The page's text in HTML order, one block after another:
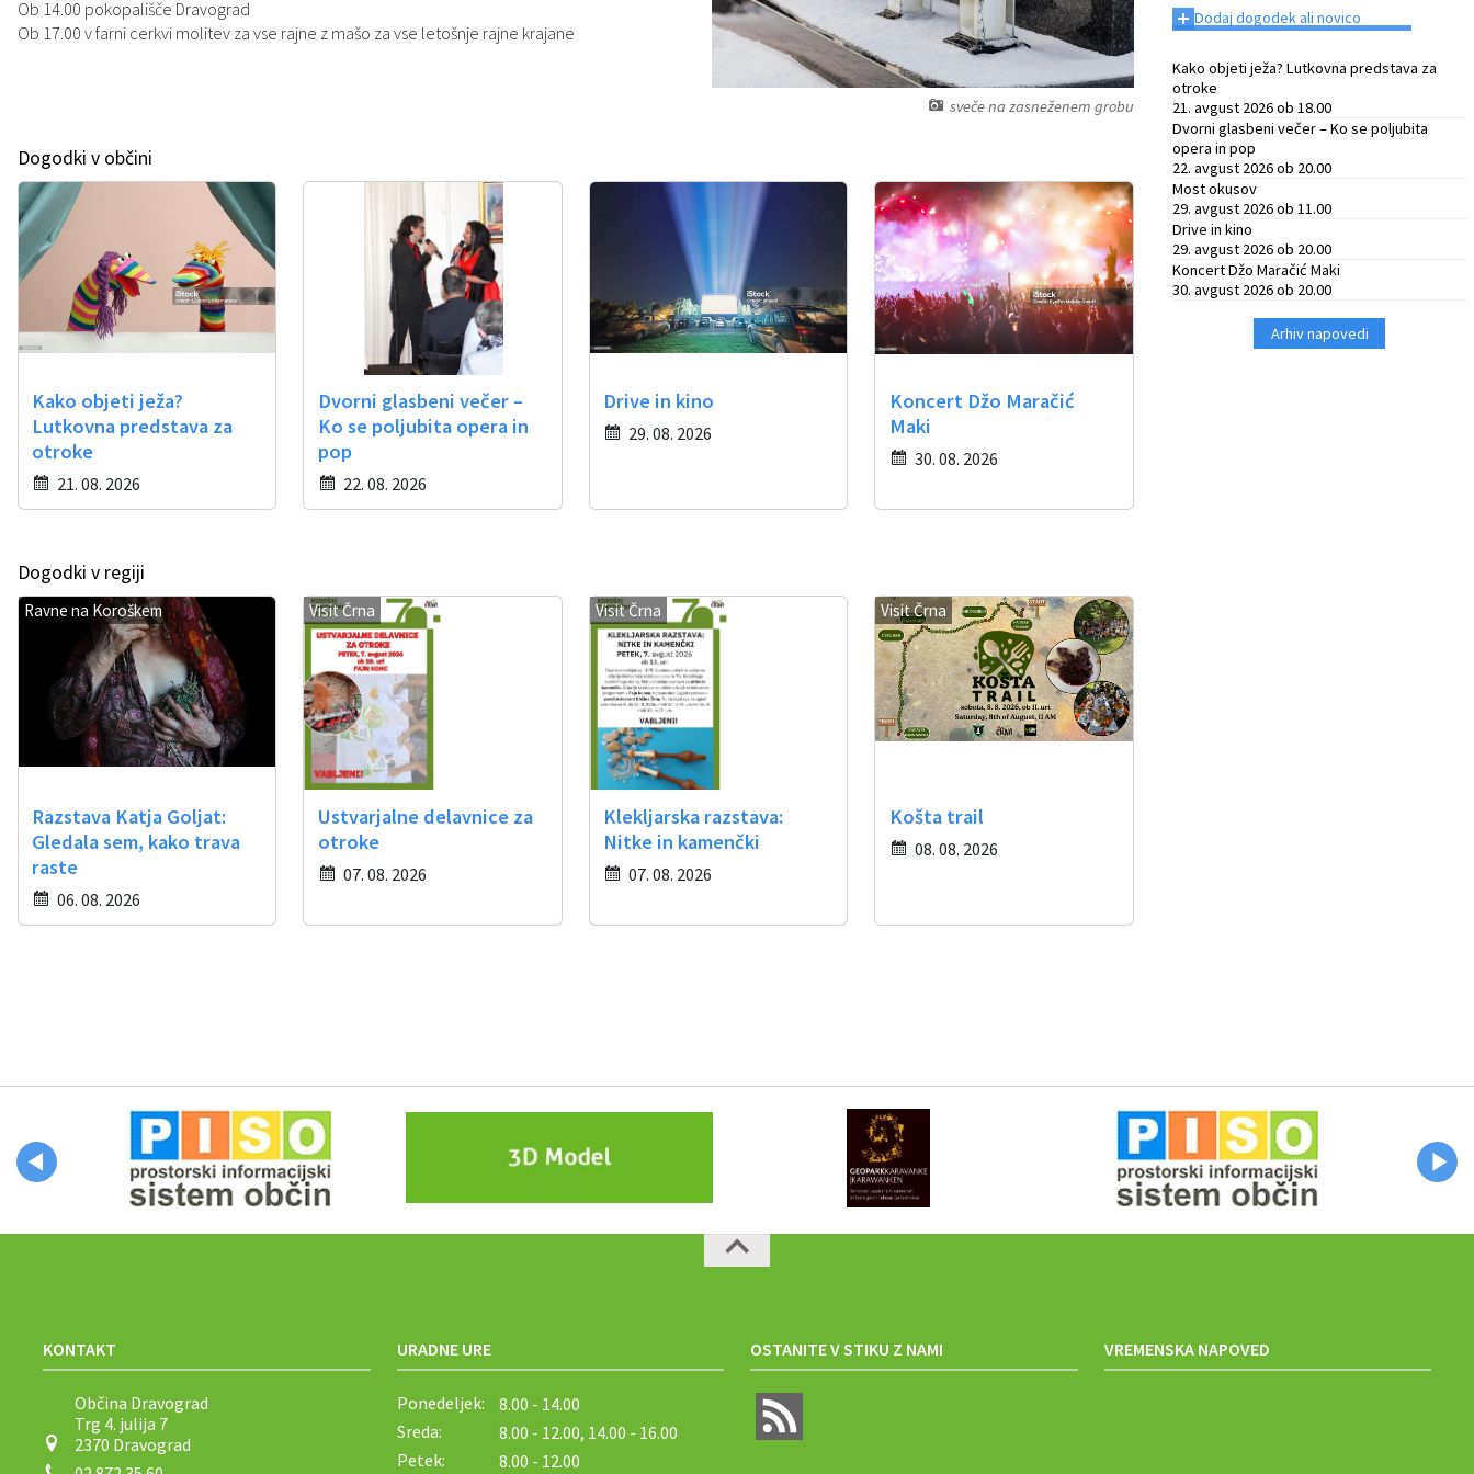
sveče na zasneženem grobu
Ob 14.00 pokopališče Dravograd
Ob 17.00 v farni cerkvi molitev za vse rajne z mašo za vse letošnje rajne krajane
Dogodki v občini
Kako objeti ježa?
Lutkovna predstava za
otroke
21. 08. 2026
Dvorni glasbeni večer –
Ko se poljubita opera in
pop
22. 08. 2026
Drive in kino
29. 08. 2026
Koncert Džo Maračić
Maki
30. 08. 2026
Dogodki v regiji
Ravne na Koroškem
Razstava Katja Goljat:
Gledala sem, kako trava
raste
06. 08. 2026
Visit Črna
Ustvarjalne delavnice za
otroke
07. 08. 2026
Visit Črna
Klekljarska razstava:
Nitke in kamenčki
07. 08. 2026
Visit Črna
Košta trail
08. 08. 2026
+ Dodaj dogodek ali novico
Kako objeti ježa? Lutkovna predstava za
otroke
21. avgust 2026 ob 18.00
Dvorni glasbeni večer – Ko se poljubita
opera in pop
22. avgust 2026 ob 20.00
Most okusov
29. avgust 2026 ob 11.00
Drive in kino
29. avgust 2026 ob 20.00
Koncert Džo Maračić Maki
30. avgust 2026 ob 20.00
Arhiv napovedi
KONTAKT
Občina Dravograd
Trg 4. julija 7
2370 Dravograd
URADNE URE
Ponedeljek:
8.00 - 14.00
Sreda:
8.00 - 12.00, 14.00 - 16.00
Petek:
8.00 - 12.00
OSTANITE V STIKU Z NAMI VREMENSKA NAPOVED
Zaščita prijaviteljev
Organigram
Uradne ure
Svet za preventivo in vzgojo v cestnem prometu
Javni razpisi in objave
Projekti in investicije
Strategije Občine Dravograd - Lokalni program za kulturo Občine Dravograd za obdobje 2024–2028
Z mladinskim delom proti prekarnosti mladih – pilotni projekt – DRAVIT DRAVOGRAD
Celostna prometna strategija
Lokalni program za mladino 2023 – 2028
Občinski predpisi
Proračun občine
Izleti in poti
Virtualna panorama